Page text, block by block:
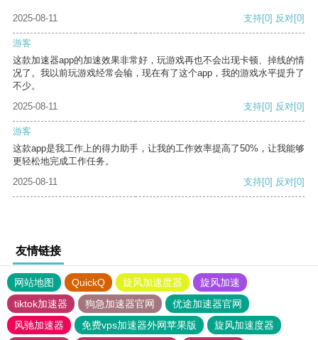
2025-08-11 支持[0] 反对[0]
游客
这款加速器app的加速效果非常好，玩游戏再也不会出现卡顿、掉线的情
况了。我以前玩游戏经常会输，现在有了这个app，我的游戏水平提升了
不少。
2025-08-11
支持[0] 反对[0]
游客
这款app是我工作上的得力助手，让我的工作效率提高了50%，让我能够
更轻松地完成工作任务。
2025-08-11
支持[0] 反对[0]
友情链接
网站地图 QuickQ 旋风加速度器
旋风加速
tiktok加速器
狗急加速器官网
优途加速器官网
风驰加速器
免费vps加速器外网苹果版
旋风加速度器